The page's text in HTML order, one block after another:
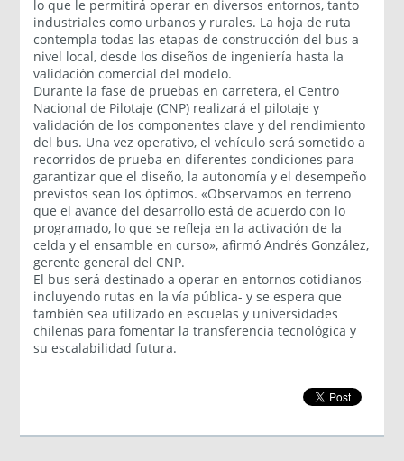
lo que le permitirá operar en diversos entornos, tanto
industriales como urbanos y rurales. La hoja de ruta
contempla todas las etapas de construcción del bus a
nivel local, desde los diseños de ingeniería hasta la
validación comercial del modelo.
Durante la fase de pruebas en carretera, el Centro
Nacional de Pilotaje (CNP) realizará el pilotaje y
validación de los componentes clave y del rendimiento
del bus. Una vez operativo, el vehículo será sometido a
recorridos de prueba en diferentes condiciones para
garantizar que el diseño, la autonomía y el desempeño
previstos sean los óptimos. «Observamos en terreno
que el avance del desarrollo está de acuerdo con lo
programado, lo que se refleja en la activación de la
celda y el ensamble en curso», afirmó Andrés González,
gerente general del CNP.
El bus será destinado a operar en entornos cotidianos -
incluyendo rutas en la vía pública- y se espera que
también sea utilizado en escuelas y universidades
chilenas para fomentar la transferencia tecnológica y
su escalabilidad futura.